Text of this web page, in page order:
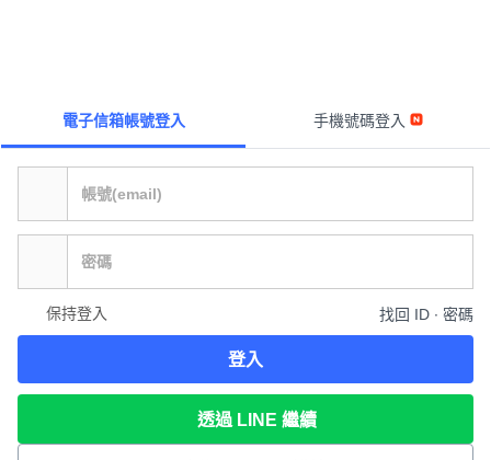
電子信箱帳號登入 手機號碼登入
保持登入 找回 ID ∙ 密碼
登入
透過 LINE 繼續